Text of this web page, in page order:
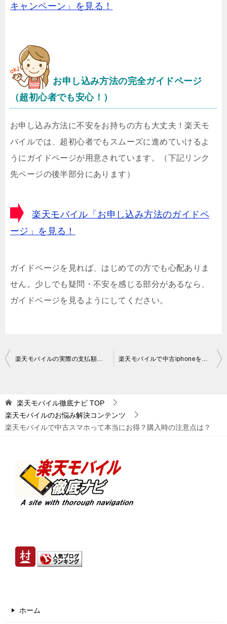
キャンペーン」を見る！
お申し込み方法の完全ガイドページ
（超初心者でも安心！）
お申し込み方法に不安をお持ちの方も大丈夫！楽天モ
バイルでは、超初心者でもスムーズに進めていけるよ
うにガイドページが用意されています。（下記リンク
先ページの後半部分にあります）
楽天モバイル「お申し込み方法のガイドペ
ージ」を見る！
ガイドページを見れば、はじめての方でも心配ありま
せん。少しでも疑問・不安を感じる部分があるなら、
ガイドページを見るようにしてください。
投
ビ
ゲ
楽天モバイルの実際の支払額（料金）は？事務手数料も含めてお値段解説 楽天モバイルで中古iphoneを購入する際のポイント
楽天モバイル徹底ナビ TOP
楽天モバイルのお悩み解決コンテンツ
楽天モバイルで中古スマホって本当にお得？購入時の注意点は？
ホーム